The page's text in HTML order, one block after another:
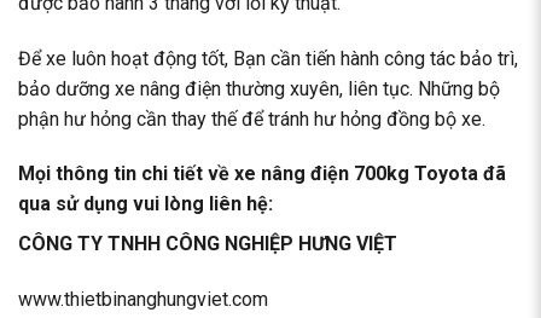
Để xe luôn hoạt động tốt, Bạn cần tiến hành công tác bảo trì,
bảo dưỡng xe nâng điện thường xuyên, liên tục. Những bộ
phận hư hỏng cần thay thế để tránh hư hỏng đồng bộ xe.
Mọi thông tin chi tiết về xe nâng điện 700kg Toyota đã
qua sử dụng vui lòng liên hệ:
CÔNG TY TNHH CÔNG NGHIỆP HƯNG VIỆT
www.thietbinanghungviet.com